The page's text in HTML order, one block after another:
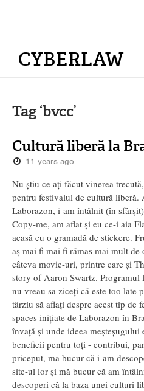
CYBERLAW
Tag ‘bvcc’
Cultură liberă la
11 years ago
Nu știu ce ați făcut vinerea
pentru festivalul de cultură
Laborazon, i-am întâlnit (în
Copy-me, am aflat și eu ce-i aia
acasă cu o gramadă de stickere.
aș mai fi mai fi rămas mai mult de
câteva movie-uri, printre care și
story of Aaron Swartz. Programul
nu vreau sa ziceți că este too late
târziu să aflați despre acest tip de
spaces inițiate de Laborazon în
învață și unde ideea meșteșugului
beneficii pentru toți - contribui,
priceput, ma bucur că i-am
site-ul lor și mă bucur că am
descoperi că la baza unei culturi